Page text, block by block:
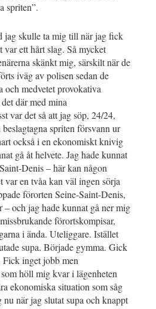
spriten”.
jag skulle ta mig till när jag fick
ett hårt slag. Så mycket
skänkt mig, särskilt när de
iväg av polisen sedan de
och medvetet provokativa
där med mina
var det så att jag söp, 24/24,
spriten försvann ur
också i en ekonomiskt knivig
gå åt helvete. Jag hade kunnat
Denis – här kan någon
var en tvåa kan väl ingen sörja
förorten Seine-Saint-Denis,
– och jag hade kunnat gå ner mig
förortskompisar,
i ända. Uteliggare. Istället
supa. Började gymma. Gick
inget jobb men
höll mig kvar i lägenheten
ekonomiska situation som såg
när jag slutat supa och knappt